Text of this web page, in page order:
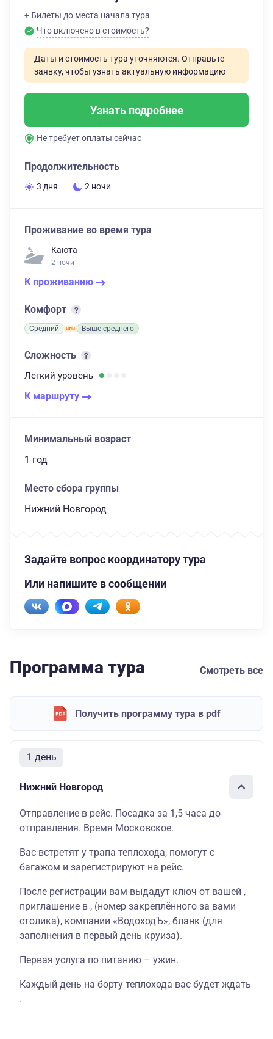
+ Билеты до места начала тура
Что включено в стоимость?
Даты и стоимость тура уточняются. Отправьте
заявку, чтобы узнать актуальную информацию
Узнать подробнее
Не требует оплаты сейчас
Продолжительность
3 дня 2 ночи
Проживание во время тура
Каюта
2 ночи
К проживанию
Комфорт
Средний Выше среднего
Сложность
Легкий уровень
К маршруту
Минимальный возраст
1 год
Место сбора группы
Нижний Новгород
Задайте вопрос координатору тура
Или напишите в сообщении
Программа тура Смотреть все
Получить программу тура в pdf
1 день
Нижний Новгород
Отправление в рейс. Посадка за 1,5 часа до
отправления. Время Московское.
Вас встретят у трапа теплохода, помогут с
багажом и зарегистрируют на рейс.
После регистрации вам выдадут ключ от вашей ,
приглашение в , (номер закреплённого за вами
столика), компании «ВодоходЪ», бланк (для
заполнения в первый день круиза).
Первая услуга по питанию – ужин.
Каждый день на борту теплохода вас будет ждать
.